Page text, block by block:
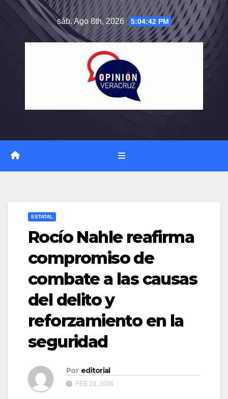
sáb. Ago 8th, 2026 5:04:42 PM
ESTATAL
Rocío Nahle reafirma
compromiso de
combate a las causas
del delito y
reforzamiento en la
seguridad
Por editorial
FEB 23, 2026